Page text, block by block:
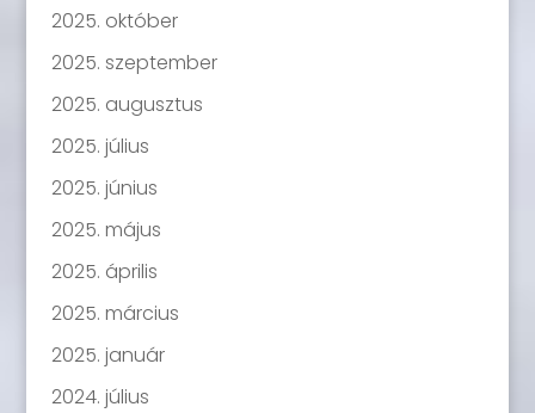
2025. október
2025. szeptember
2025. augusztus
2025. július
2025. június
2025. május
2025. április
2025. március
2025. január
2024. július